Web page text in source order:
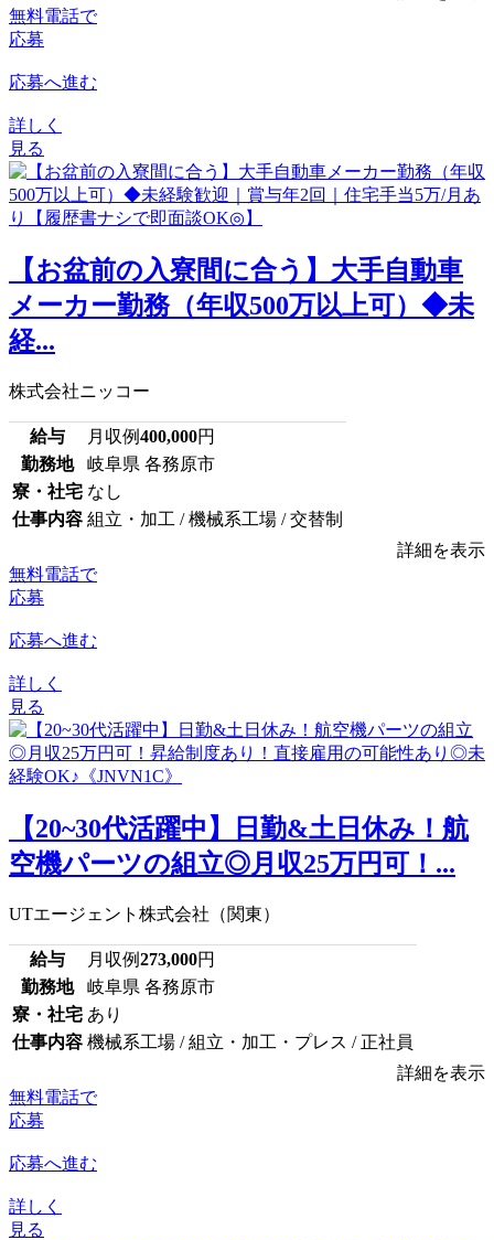
無料電話で
応募
応募へ進む
詳しく
見る
【お盆前の入寮間に合う】大手自動車
メーカー勤務（年収500万以上可）◆未
経...
株式会社ニッコー
給与 月収例400,000円
勤務地
岐阜県 各務原市
寮・社宅 なし
仕事内容 組立・加工 / 機械系工場 / 交替制
詳細を表示
無料電話で
応募
応募へ進む
詳しく
見る
【20~30代活躍中】日勤&土日休み！航
空機パーツの組立◎月収25万円可！...
UTエージェント株式会社（関東）
給与 月収例273,000円
勤務地
岐阜県 各務原市
寮・社宅 あり
仕事内容 機械系工場 / 組立・加工・プレス / 正社員
詳細を表示
無料電話で
応募
応募へ進む
詳しく
見る